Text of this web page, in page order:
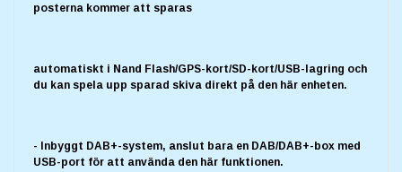
posterna kommer att sparas
automatiskt i Nand Flash/GPS-kort/SD-kort/USB-lagring och
du kan spela upp sparad skiva direkt på den här enheten.
- Inbyggt DAB+-system, anslut bara en DAB/DAB+-box med
USB-port för att använda den här funktionen.